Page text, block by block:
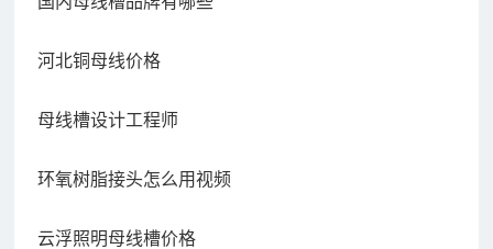
河北铜母线价格
母线槽设计工程师
环氧树脂接头怎么用视频
云浮照明母线槽价格